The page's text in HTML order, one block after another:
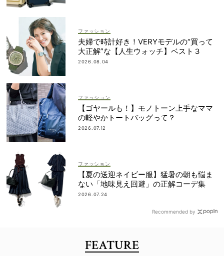
ファッション
夫婦で時計好き！VERYモデルの“買って
大正解”な【人生ウォッチ】ベスト３
2026.08.04
ファッション
【ゴヤールも！】モノトーン上手なママ
の軽やかトートバッグって？
2026.07.12
ファッション
【夏の送迎ネイビー服】猛暑の朝も悩ま
ない「地味見え回避」の正解コーデ集
2026.07.24
Recommended by
FEATURE